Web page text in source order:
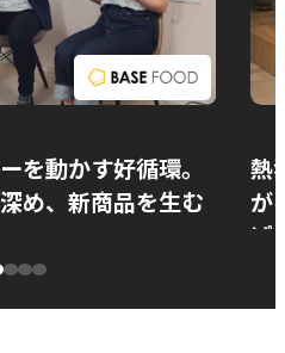
を動かす好循環。
め、新商品を生む
熱
が
ぱ